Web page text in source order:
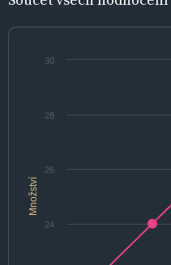
Množství
24
26
28
30